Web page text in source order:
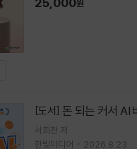
원
[도서] 돈 되는 커서 AI
서희찬 저
한빛미디어
2026.8.23.